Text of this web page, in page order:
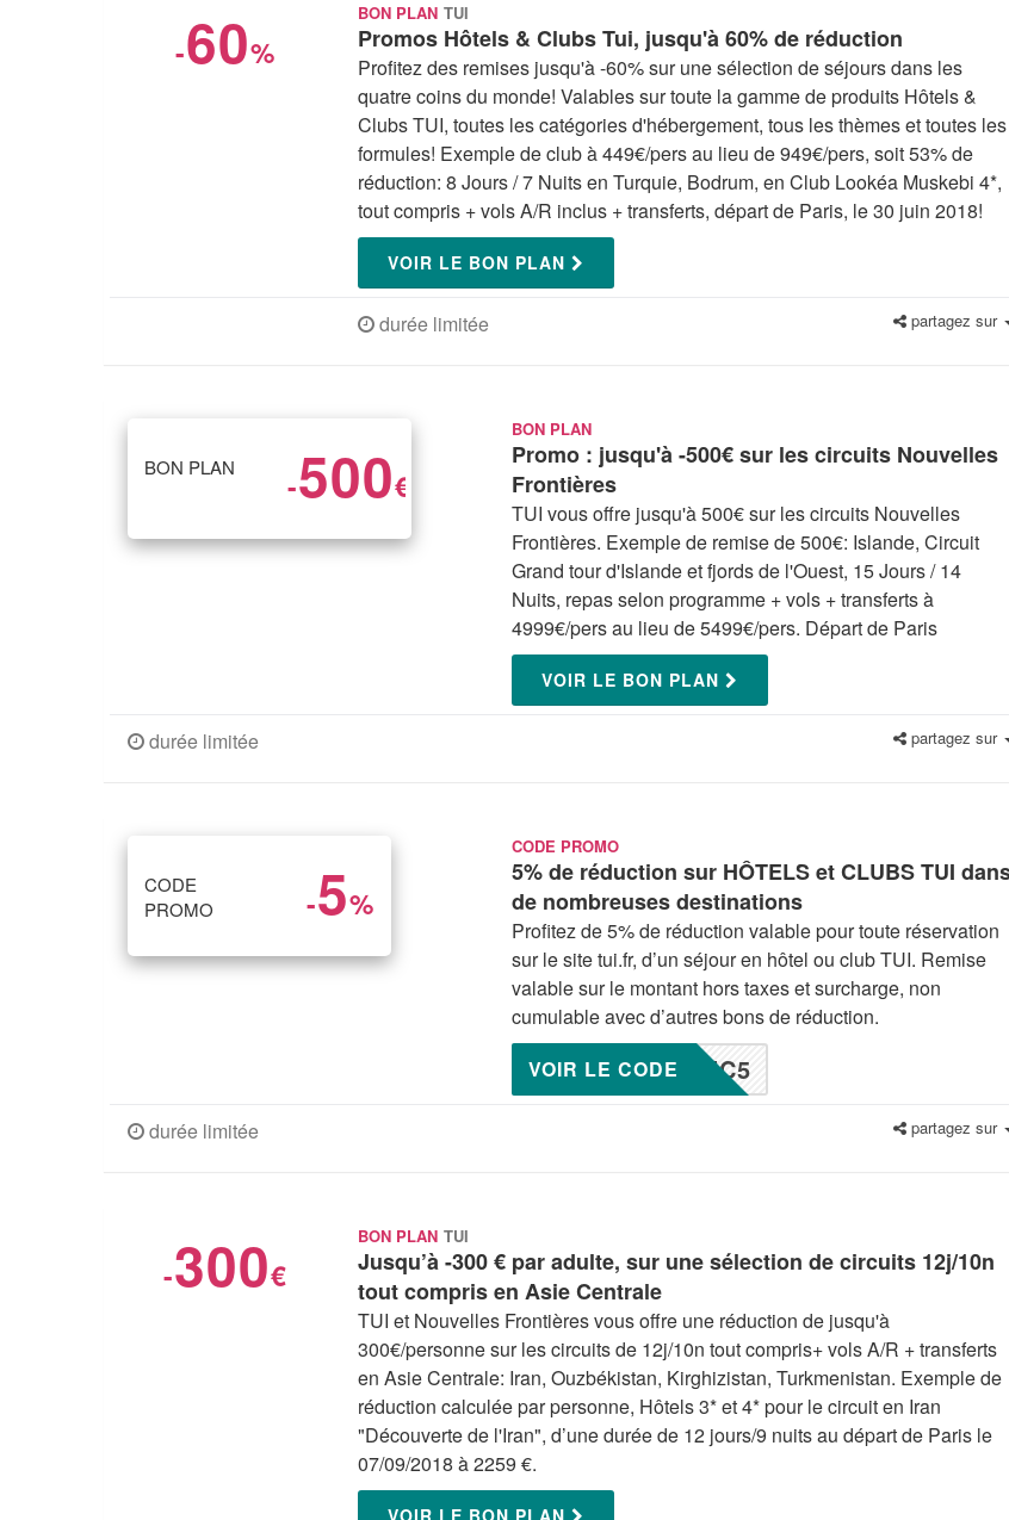
-60%
BON PLAN TUI
Promos Hôtels & Clubs Tui, jusqu'à 60% de réduction
Profitez des remises jusqu'à -60% sur une sélection de séjours dans les
quatre coins du monde! Valables sur toute la gamme de produits Hôtels &
Clubs TUI, toutes les catégories d'hébergement, tous les thèmes et toutes les
formules! Exemple de club à 449€/pers au lieu de 949€/pers, soit 53% de
réduction: 8 Jours / 7 Nuits en Turquie, Bodrum, en Club Lookéa Muskebi 4*,
tout compris + vols A/R inclus + transferts, départ de Paris, le 30 juin 2018!
VOIR LE BON PLAN
durée limitée partagez sur
BON PLAN -500€
BON PLAN
Promo : jusqu'à -500€ sur les circuits Nouvelles
Frontières
TUI vous offre jusqu'à 500€ sur les circuits Nouvelles
Frontières. Exemple de remise de 500€: Islande, Circuit
Grand tour d'Islande et fjords de l'Ouest, 15 Jours / 14
Nuits, repas selon programme + vols + transferts à
4999€/pers au lieu de 5499€/pers. Départ de Paris
VOIR LE BON PLAN
durée limitée partagez sur
CODE
PROMO
-5%
CODE PROMO
5% de réduction sur HÔTELS et CLUBS TUI
de nombreuses destinations
Profitez de 5% de réduction valable pour toute réservation
sur le site tui.fr, d’un séjour en hôtel ou club TUI. Remise
valable sur le montant hors taxes et surcharge, non
cumulable avec d’autres bons de réduction.
UC5
VOIR LE CODE
durée limitée partagez sur
-300€
BON PLAN TUI
Jusqu’à -300 € par adulte, sur une sélection de circuits 12j/10n
tout compris en Asie Centrale
TUI et Nouvelles Frontières vous offre une réduction de jusqu'à
300€/personne sur les circuits de 12j/10n tout compris+ vols A/R + transferts
en Asie Centrale: Iran, Ouzbékistan, Kirghizistan, Turkmenistan. Exemple de
réduction calculée par personne, Hôtels 3* et 4* pour le circuit en Iran
"Découverte de l'Iran", d’une durée de 12 jours/9 nuits au départ de Paris le
07/09/2018 à 2259 €.
VOIR LE BON PLAN